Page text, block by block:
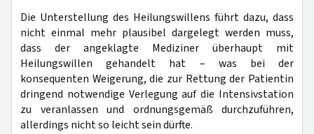
Die Unterstellung des Heilungswillens führt dazu, dass
nicht einmal mehr plausibel dargelegt werden muss,
dass der angeklagte Mediziner überhaupt mit
Heilungswillen gehandelt hat – was bei der
konsequenten Weigerung, die zur Rettung der Patientin
dringend notwendige Verlegung auf die Intensivstation
zu veranlassen und ordnungsgemäß durchzuführen,
allerdings nicht so leicht sein dürfte.